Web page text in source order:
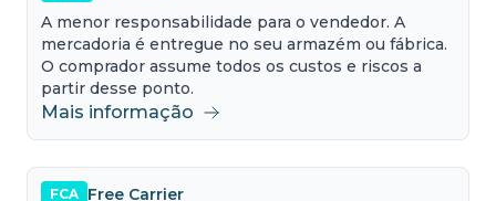
A menor responsabilidade para o vendedor. A
mercadoria é entregue no seu armazém ou fábrica.
O comprador assume todos os custos e riscos a
partir desse ponto.
Mais informação
FCA Free Carrier